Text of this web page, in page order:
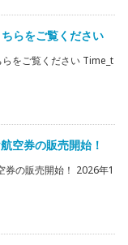
らをご覧ください
をご覧ください Time_t
空券の販売開始！
券の販売開始！ 2026年1